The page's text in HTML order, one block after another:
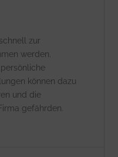
zur
werden.
können dazu
und die
gefährden.